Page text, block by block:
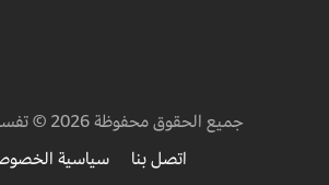
جميع الحقوق محفوظة 2026 © تفسير النابلسي
اتصل بنا
سياسية